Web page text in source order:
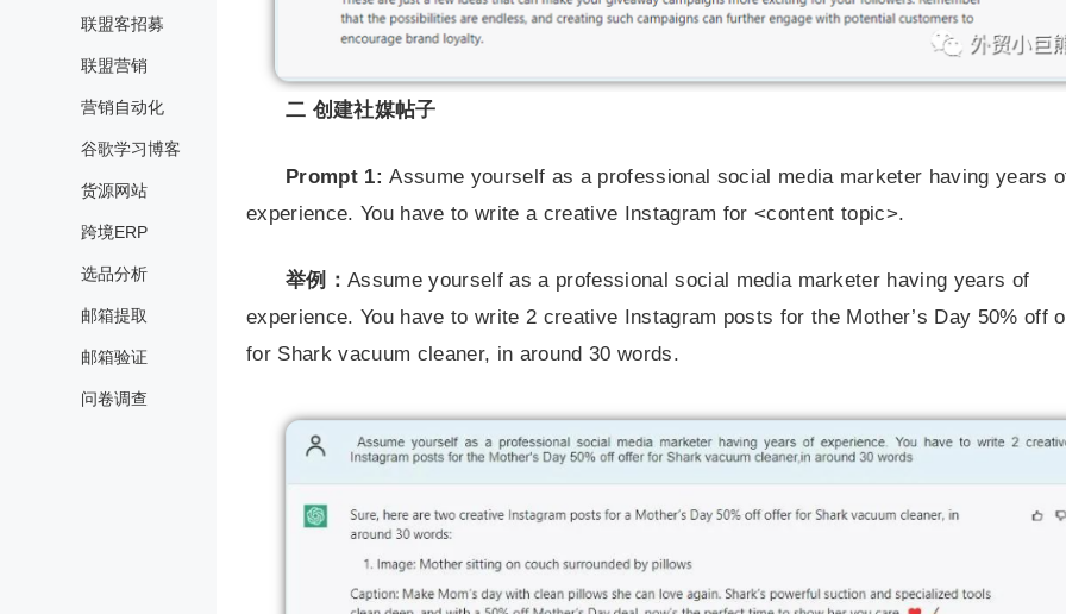
联盟客招募
联盟营销
营销自动化
谷歌学习博客
货源网站
跨境ERP
选品分析
邮箱提取
邮箱验证
问卷调查
二 创建社媒帖子
Prompt 1:Assume yourself as a professional social media marketer having years
experience. You have to write a creative Instagram for <content topic>.
举例： Assume yourself as a professional social media marketer having years of
experience. You have to write 2 creative Instagram posts for the Mother’s Day 50% off
for Shark vacuum cleaner, in around 30 words.